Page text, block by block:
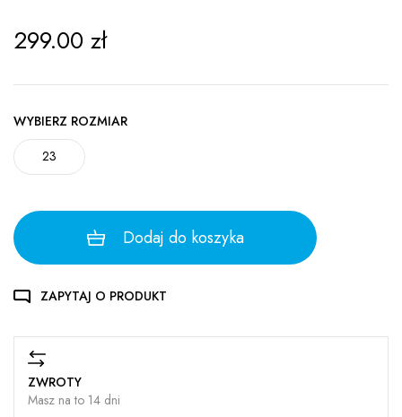
299.00 zł
WYBIERZ ROZMIAR
23
Dodaj do koszyka
ZAPYTAJ O PRODUKT
ZWROTY
Masz na to 14 dni